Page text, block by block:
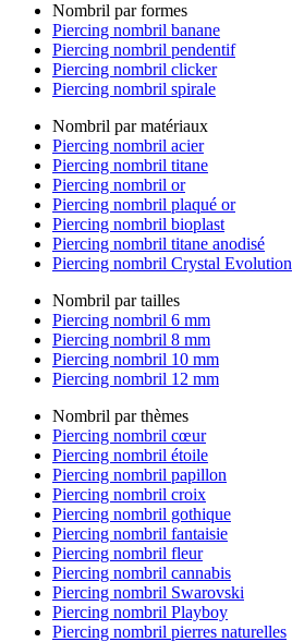
Nombril par formes
Piercing nombril banane
Piercing nombril pendentif
Piercing nombril clicker
Piercing nombril spirale
Nombril par matériaux
Piercing nombril acier
Piercing nombril titane
Piercing nombril or
Piercing nombril plaqué or
Piercing nombril bioplast
Piercing nombril titane anodisé
Piercing nombril Crystal Evolution
Nombril par tailles
Piercing nombril 6 mm
Piercing nombril 8 mm
Piercing nombril 10 mm
Piercing nombril 12 mm
Nombril par thèmes
Piercing nombril cœur
Piercing nombril étoile
Piercing nombril papillon
Piercing nombril croix
Piercing nombril gothique
Piercing nombril fantaisie
Piercing nombril fleur
Piercing nombril cannabis
Piercing nombril Swarovski
Piercing nombril Playboy
Piercing nombril pierres naturelles